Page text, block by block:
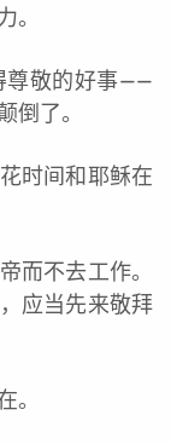
。
尊敬的好事——
倒了。
时间和耶稣在
而不去工作。
应当先来敬拜
。